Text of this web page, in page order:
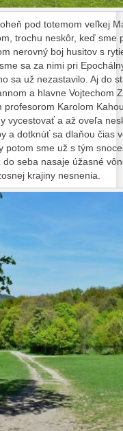
pod totemom veľkej
trochu neskôr, keď sme
nerovný boj husitov s
sa za nimi pri
sa už nezastavilo. Aj do
a hlavne Vojtechom
Karolom
vycestovať a až oveľa
a dotknúť sa dlaňou čias
potom sme už s tým
seba nasaje úžasné
krajiny nesnenia.